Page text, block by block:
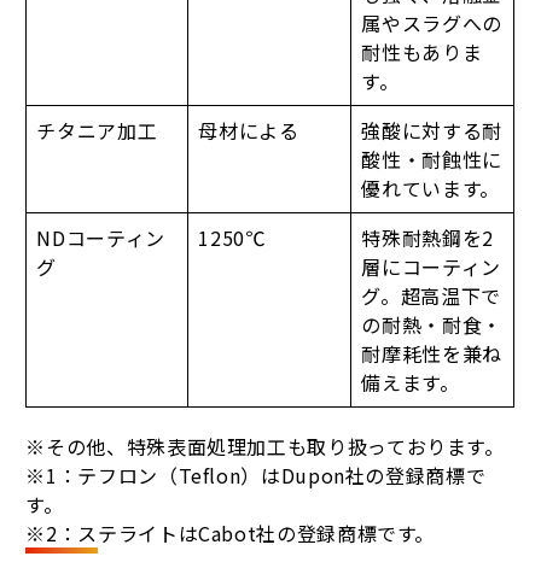
属やスラグへの
耐性もありま
す。
チタニア加工
母材による
強酸に対する耐
酸性・耐蝕性に
優れています。
NDコーティン
グ
1250℃
特殊耐熱鋼を2
層にコーティン
グ。超高温下で
の耐熱・耐食・
耐摩耗性を兼ね
備えます。
※その他、特殊表面処理加工も取り扱っております。
※1：テフロン（Teflon）はDupon社の登録商標で
す。
※2：ステライトはCabot社の登録商標です。